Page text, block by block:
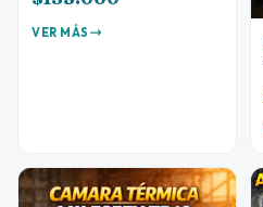
VER MÁS